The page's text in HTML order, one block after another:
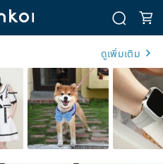
ดูเพิ่มเติม